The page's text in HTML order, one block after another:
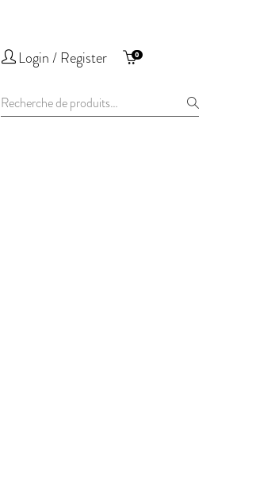
Login / Register 0
Recherche
pour :